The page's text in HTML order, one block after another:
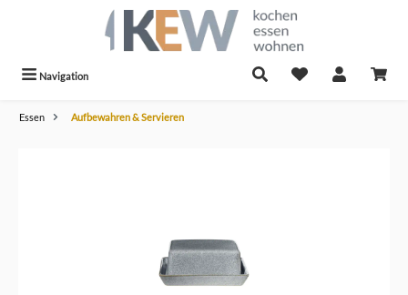
Navigation
Essen Aufbewahren & Servieren